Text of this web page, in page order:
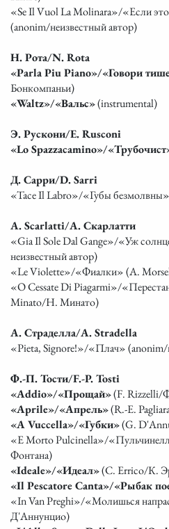
«Se Il Vuol La Molinara»/«Если
(anonim/неизвестный автор)
Н. Рота/N. Rota
«Parla Piu Piano»/«Говори
Бонкомпаньи)
«Waltz»/«Вальс»(instrumental)
Э. Рускони/E. Rusconi
«Lo Spazzacamino»/
Д. Сарри/D. Sarri
«Tace Il Labro»/«Губы
A. Scarlatti/А. Скарлатти
«Gia Il Sole Dal Gange»/«Уж
неизвестный автор)
«Le Violette»/«Фиалки» (A.
«O Cessate Di Piagarmi»/
Minato/Н. Минато)
А. Страделла/A. Stradella
«Pieta, Signore!»/«Плач» (anonim/
Ф.-П. Тости/F.-P. Tosti
«Addio»/«Прощай»(F. Rizzelli/
«Aprile»/«Апрель»(R.-E.
«A Vuccella»/«Губки»(G.
«E Morto Pulcinella»/
Фонтана)
«Ideale»/«Идеал»(C. Errico/К.
«Il Pescatore Canta»/«Рыбак
«In Van Preghi»/«Молишься
Д'Аннунцио)